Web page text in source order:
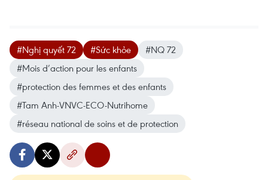
#Nghị quyết 72 #Sức khỏe
#NQ 72
#Mois d’action pour les enfants
#protection des femmes et des enfants
#Tam Anh-VNVC-ECO-Nutrihome
#réseau national de soins et de protection